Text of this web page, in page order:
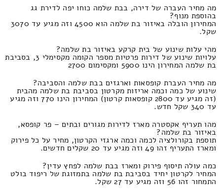
מה מחיר העברה של דירה, בבת שלמה כוחו יפה לדירת גג
בהוספת מנוף?
המחירון הובלה באיזור בת שלמה הוא 4500 וזה מגיע עד 3070
שקל.
מהי עלות שינוע של בית קרקע באיזור בת שלמה?
עלויות שינוע של דירות פרטיות מספר הקומה מקסימלי 3, בסביבת
בת שלמה המחירון הינו 5900 ומקסימום 2700
מה מחיר העברת קופסאות וארגזים בבת שלמה והסביבה?
שינוע של כמה וכמה אריזות מקרטון בסביבת בת שלמה מהבית
(זה מגיע עד 2800 קופסאות קרטון) המחירון הינו 770 וזה מגיע
עד 340 שקל חדש.
מהו תעריף אקסטרה מארז לדירות מגורים ובתים – פר קופסא,
באיזור בת שלמה?
תוספת בקורולציה לכמה וכמה ארגזי הקרטון, מחיר על כל פירוק
ומארז התעריף זהו 49 וזה מגיע עד 20 שקלים חדשים.
כמה עולה תיסוף פירוק ומארז בבת שלמה לפחץ עדין?
המחיר לקרטון יחיד בסביבת בת שלמה בתמזוגת של ריפוד בולט
התמחור זהו 56 וזה מגיע עד 27 שקל.